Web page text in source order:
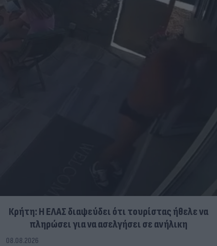
Κρήτη: Η ΕΛΑΣ διαψεύδει ότι τουρίστας ήθελε να
πληρώσει για να ασελγήσει σε ανήλικη
08.08.2026